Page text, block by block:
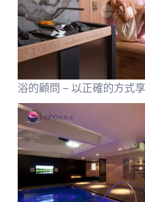
浴的顧問 – 以正確的方式